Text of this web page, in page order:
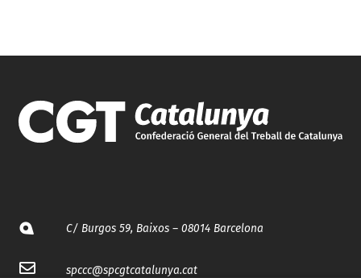
C/ Burgos 59, Baixos – 08014 Barcelona
spccc@spcgtcatalunya.cat